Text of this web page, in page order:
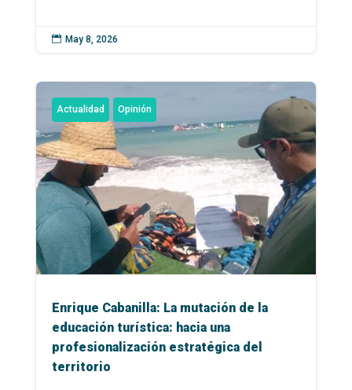
 May 8, 2026
Actualidad Opinión
Enrique Cabanilla: La mutación de la
educación turística: hacia una
profesionalización estratégica del
territorio